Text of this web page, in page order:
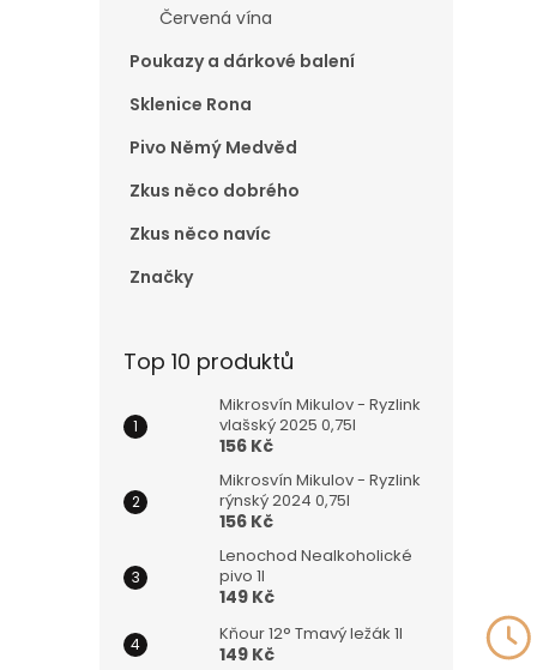
Červená vína
Poukazy a dárkové balení
Sklenice Rona
Pivo Němý Medvěd
Zkus něco dobrého
Zkus něco navíc
Značky
Top 10 produktů
Mikrosvín Mikulov - Ryzlink
vlašský 2025 0,75l
156 Kč
Mikrosvín Mikulov - Ryzlink
rýnský 2024 0,75l
156 Kč
Lenochod Nealkoholické
pivo 1l
149 Kč
Kňour 12° Tmavý ležák 1l
149 Kč